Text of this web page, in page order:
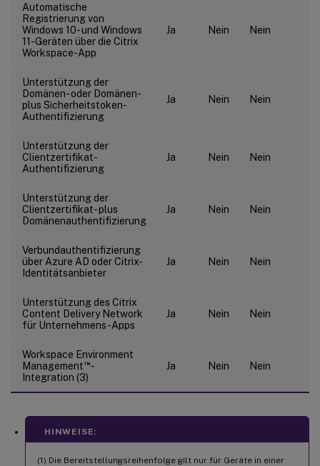
Automatische
Registrierung von
Windows 10- und Windows
11-Geräten über die Citrix
Workspace-App
Ja Nein Nein
Unterstützung der
Domänen- oder Domänen-
plus Sicherheitstoken-
Authentifizierung
Ja Nein Nein
Unterstützung der
Clientzertifikat-
Authentifizierung
Ja Nein Nein
Unterstützung der
Clientzertifikat- plus
Domänenauthentifizierung
Ja Nein Nein
Verbundauthentifizierung
über Azure AD oder Citrix-
Identitätsanbieter
Ja Nein Nein
Unterstützung des Citrix
Content Delivery Network
für Unternehmens-Apps
Ja Nein Nein
Workspace Environment
Management™-
Integration (3)
Ja Nein Nein
HINWEISE:
(1) Die Bereitstellungsreihenfolge gilt nur für Geräte in einer